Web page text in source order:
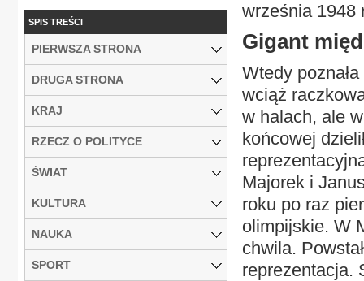
września 1948
Gigant
Wtedy
wciąż
w halach, ale
końcowej
Majorek i
roku po raz
olimpijskie. W
chwila.
reprezentacja.
SPIS TREŚCI
PIERWSZA STRONA
DRUGA STRONA
KRAJ
RZECZ O POLITYCE
ŚWIAT
KULTURA
NAUKA
SPORT